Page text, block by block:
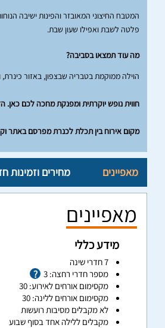
המטבח החיצוני המאובזר והפינות ישיבה
פלטה לשבת ואפילו שעון שבת.
מה עוד תמצאו בסביבה?
הוילה ממוקמת בטבריה שבצפון, באזור
חווית נופש יוקרתית ומפנקת מחכה לכם כאן.
מקום אירוח בין תכלת לכנרת מפרסם באתר וקיישן
מאפיינים מחירים וזמינות
מאפיינים
מידע כללי
7 חדרי שינה
מספר חדרי רחצה: 3
מקסימום אורחים לאירוע: 30
מקסימום אורחים ללינה: 30
לא מקבלים מסיבות רועשות
מקבלים ללילה אחד בסוף שבוע